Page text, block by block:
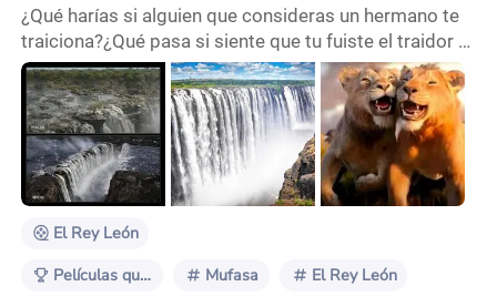
¿Qué harías si alguien que consideras un hermano te
traiciona?¿Qué pasa si siente que tu fuiste el traidor ?
Para este punto rondará en nuestra mente la frase
“Esa historia me resulta familiar”…y si que lo es .Para
recordar hay que viajar en el tiempo, a cuando todavía
creíamos en cuentos de hadas . Entonces llegamos a
una historia que marco la infancia de más de uno de
nosotros, y esa fue el clási
El Rey León
Películas que Resaltan Lugares Mufasa El Rey León